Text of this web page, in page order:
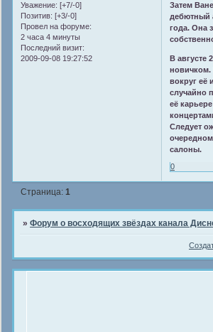
Уважение: [+7/-0]
Позитив: [+3/-0]
Провел на форуме:
2 часа 4 минуты
Последний визит:
2009-09-08 19:27:52
Затем
дебютный
года. Она
В августе
новичком.
вокруг её
случайно
её
Следует
салоны.
0
Страница:1
»Форум о восходящих звёздах канала